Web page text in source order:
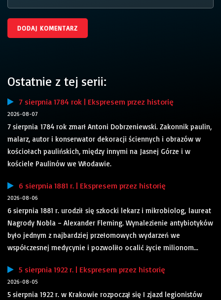
Ostatnie z tej serii:
7 sierpnia 1784 rok | Ekspresem przez historię
2026-08-07
7 sierpnia 1784 rok zmarł Antoni Dobrzeniewski. Zakonnik paulin,
malarz, autor i konserwator dekoracji ściennych i obrazów w
kościołach paulińskich, między innymi na Jasnej Górze i w
kościele Paulinów we Włodawie.
6 sierpnia 1881 r. | Ekspresem przez historię
2026-08-06
6 sierpnia 1881 r. urodził się szkocki lekarz i mikrobiolog, laureat
Nagrody Nobla – Alexander Fleming. Wynalezienie antybiotyków
było jednym z najbardziej przełomowych wydarzeń we
współczesnej medycynie i pozwoliło ocalić życie milionom...
5 sierpnia 1922 r. | Ekspresem przez historię
2026-08-05
5 sierpnia 1922 r. w Krakowie rozpoczął się I zjazd legionistów